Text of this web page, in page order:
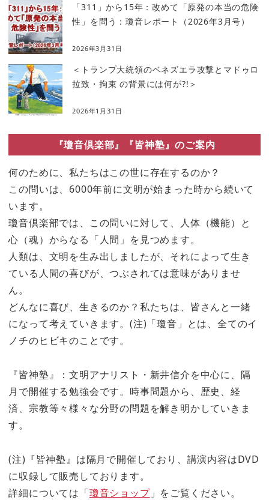
「311」から15年：改めて「原発の本当の危険
性」を問う：瓊音レポート（2026年3月号）
2026年3月31日
＜トランプ大統領のベネズエラ攻撃とマドゥロ
拉致・拘束 の背景には何が?!＞
2026年1月31日
『瓊音倶楽部』『皆神塾』のご案内
何のために、私たちはこの世に存在するのか？
この問いは、6000年前に文明が始まった時から続いて
います。
瓊音倶楽部では、この問いに対して、人体（機能）と
心（魂）からなる「人間」を見つめます。
人類は、文明を生み出しましたが、それによって生き
ている人間の喜びが、つぶされては意味がありませ
ん。
どんなに喜び、生きるのか？私たちは、皆さんと一緒
になって考えていきます。(注)「瓊音」とは、全てのイ
ノチのヒビキのことです。
『皆神塾』：文明アナリスト・新井信介を中心に、隔
月で開催する勉強会です。時事問題から、歴史、経
済、宗教等々様々な分野の問題を解き明かしていきま
す。
(注)『皆神塾』は隔月で開催しており、講演内容はDVD
に収録して販売しております。
詳細については「瓊音ショップ」をご覧ください。